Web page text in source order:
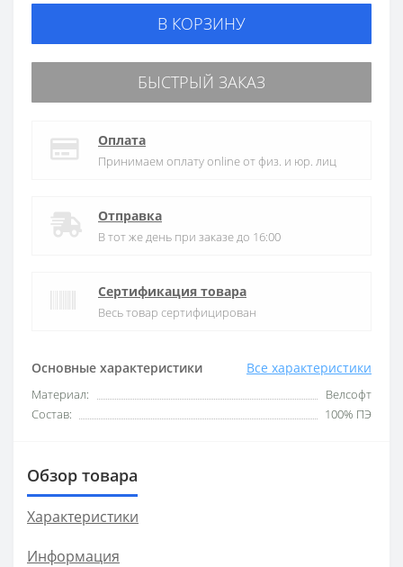
Основные характеристики Все характеристики
Материал:
Велсофт
Состав:
100% ПЭ
В КОРЗИНУ
БЫСТРЫЙ ЗАКАЗ
Оплата
Принимаем оплату online от физ. и юр. лиц
Отправка
В тот же день при заказе до 16:00
Сертификация товара
Весь товар сертифицирован
Обзор товара
Характеристики
Информация